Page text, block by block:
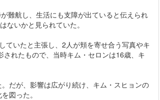
難航し、生活にも支障が出ていると伝えられ
いかと見られていた。
ていたと主張し、2人が頬を寄せ合う写真やキ
れたもので、当時キム・セロンは16歳、キ
だが、影響は広がり続け、キム・スヒョンの
図った。